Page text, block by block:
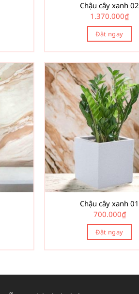
Chậu cây xanh 02
1.370.000₫
Đặt ngay
Chậu cây xanh 01
700.000₫
Đặt ngay